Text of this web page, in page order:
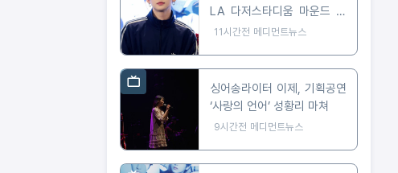
LA 다저스타디움 마운드 선
다… 시구부터 무대까지
11시간전 메디먼트뉴스
싱어송라이터 이제, 기획공연
‘사랑의 언어’ 성황리 마쳐
9시간전 메디먼트뉴스